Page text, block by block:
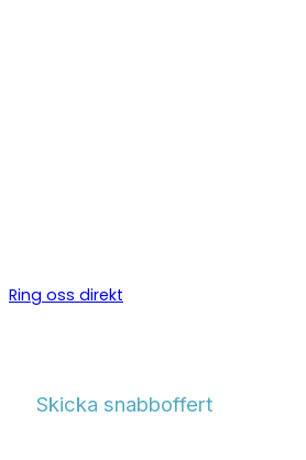
Ring oss direkt
Skicka snabboffert